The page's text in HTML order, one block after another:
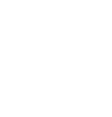
los
están